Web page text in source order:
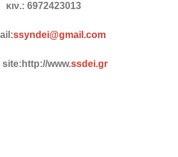
κιν.: 6972423013
:ssyndei@gmail .com
site: http://www.ssdei.gr